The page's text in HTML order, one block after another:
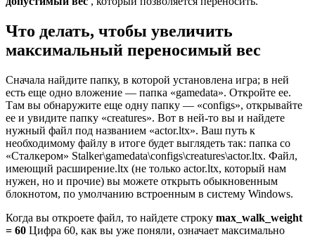
Что делать, чтобы увеличить
максимальный переносимый вес
Сначала найдите папку, в которой установлена игра; в ней
есть еще одно вложение — папка «gamedata». Откройте ее.
Там вы обнаружите еще одну папку — «configs», открывайте
ее и увидите папку «creatures». Вот в ней-то вы и найдете
нужный файл под названием «actor.ltx». Ваш путь к
необходимому файлу в итоге будет выглядеть так: папка со
«Сталкером» Stalker\gamedata\configs\creatures\actor.ltx. Файл,
имеющий расширение.ltx (не только actor.ltx, который нам
нужен, но и прочие) вы можете открыть обыкновенным
блокнотом, по умолчанию встроенным в систему Windows.
Когда вы откроете файл, то найдете строку max_walk_weight
= 60 Цифра 60, как вы уже поняли, означает максимально